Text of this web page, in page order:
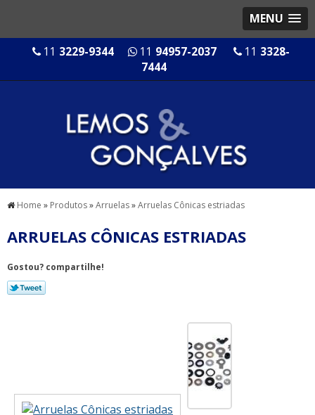
MENU
11 3229-9344 11 94957-2037 11 3328-
7444
Home » Produtos»Arruelas»Arruelas Cônicas estriadas
ARRUELAS CÔNICAS ESTRIADAS
Gostou? compartilhe!